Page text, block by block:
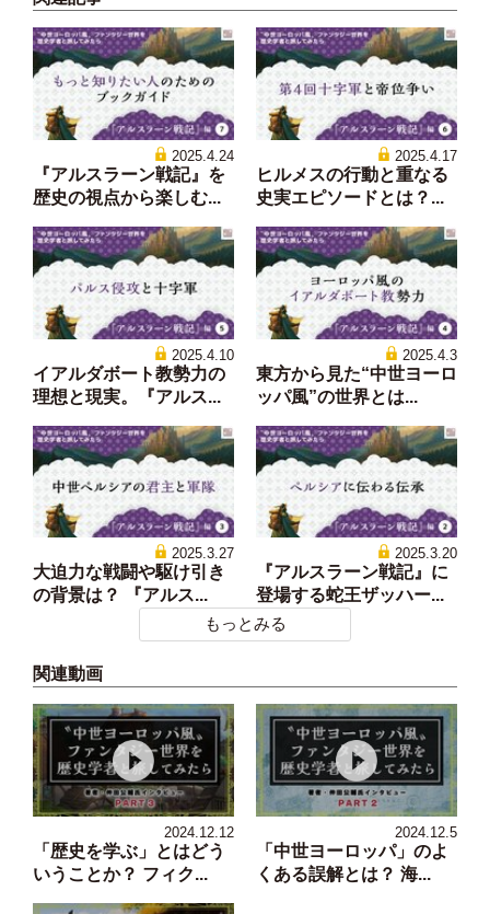
2025.4.24
『アルスラーン戦記』を
歴史の視点から楽しむ...
2025.4.17
ヒルメスの行動と重なる
史実エピソードとは？...
2025.4.10
イアルダボート教勢力の
理想と現実。『アルス...
2025.4.3
東方から見た“中世ヨーロ
ッパ風”の世界とは...
2025.3.27
大迫力な戦闘や駆け引き
の背景は？ 『アルス...
2025.3.20
『アルスラーン戦記』に
登場する蛇王ザッハー...
もっとみる
関連動画
2024.12.12
「歴史を学ぶ」とはどう
いうことか？ フィク...
2024.12.5
「中世ヨーロッパ」のよ
くある誤解とは？ 海...